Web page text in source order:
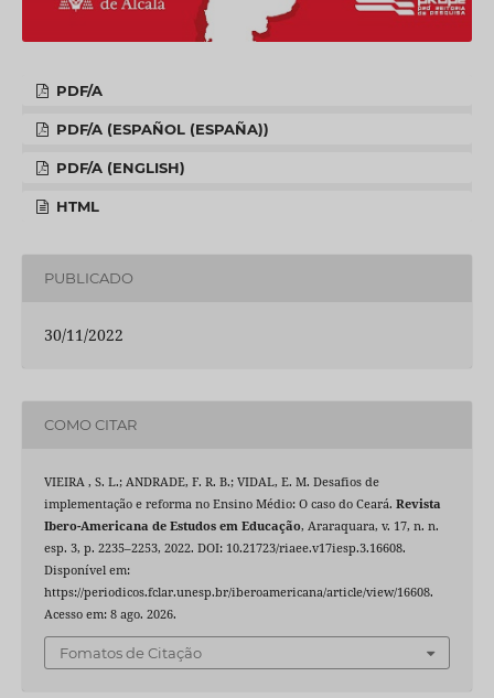
PDF/A
PDF/A (ESPAÑOL (ESPAÑA))
PDF/A (ENGLISH)
HTML
PUBLICADO
30/11/2022
COMO CITAR
VIEIRA , S. L.; ANDRADE, F. R. B.; VIDAL, E. M. Desafios de
implementação e reforma no Ensino Médio: O caso do Ceará. Revista
Ibero-Americana de Estudos em Educação, Araraquara, v. 17, n. n.
esp. 3, p. 2235–2253, 2022. DOI: 10.21723/riaee.v17iesp.3.16608.
Disponível em:
https://periodicos.fclar.unesp.br/iberoamericana/article/view/16608.
Acesso em: 8 ago. 2026.
Fomatos de Citação